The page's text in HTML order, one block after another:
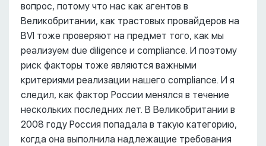
вопрос, потому что нас как агентов в
Великобритании, как трастовых провайдеров на
BVI тоже проверяют на предмет того, как мы
реализуем due diligence и compliance. И поэтому
риск факторы тоже являются важными
критериями реализации нашего compliance. И я
следил, как фактор России менялся в течение
нескольких последних лет. В Великобритании в
2008 году Россия попадала в такую категорию,
когда она выполнила надлежащие требования